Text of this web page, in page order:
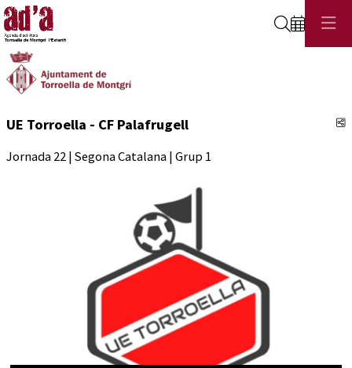
Cerca
UE Torroella - CF Palafrugell
Jornada 22 | Segona Catalana | Grup 1